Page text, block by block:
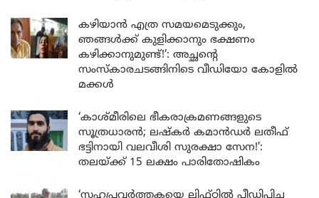
കഴിയാൻ എത്ര സമയമെടുക്കും,
ഞങ്ങൾക്ക് കുളിക്കാനും ഭക്ഷണം
കഴിക്കാനുമുണ്ട്!’: അച്ഛന്റെ
സംസ്കാരചടങ്ങിനിടെ വീഡിയോ കോളിൽ
മക്കൾ
‘കാശ്മീരിലെ ഭീകരാക്രമണങ്ങളുടെ
സൂത്രധാരൻ; ലഷ്കർ കമാൻഡർ ലതീഫ്
ഭട്ടിനായി വലവീശി സുരക്ഷാ സേന!’:
തലയ്ക്ക് 15 ലക്ഷം പാരിതോഷികം
‘സഹപ്രവർത്തകയെ ലിഫ്റ്റിൽ പീഡിപ്പിച്ച